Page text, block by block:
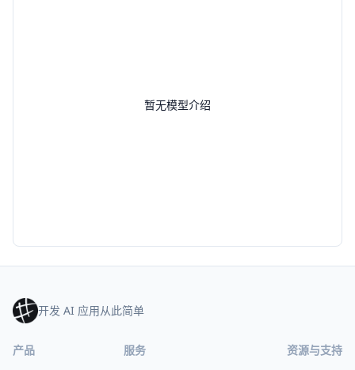
暂无模型介绍
开发 AI 应用从此简单
产品 服务 资源与支持